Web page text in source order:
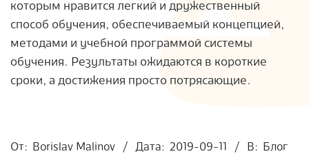
которым нравится легкий и дружественный
способ обучения, обеспечиваемый концепцией,
методами и учебной программой системы
обучения. Результаты ожидаются в короткие
сроки, а достижения просто потрясающие.
09-
От: Borislav Malinov Дата: 2019-09-11 В: Блог